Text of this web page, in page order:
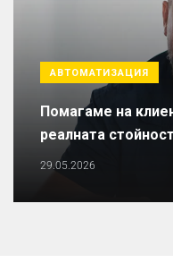
АВТОМАТИЗАЦИЯ
Помагаме на
реалната
29.05.2026